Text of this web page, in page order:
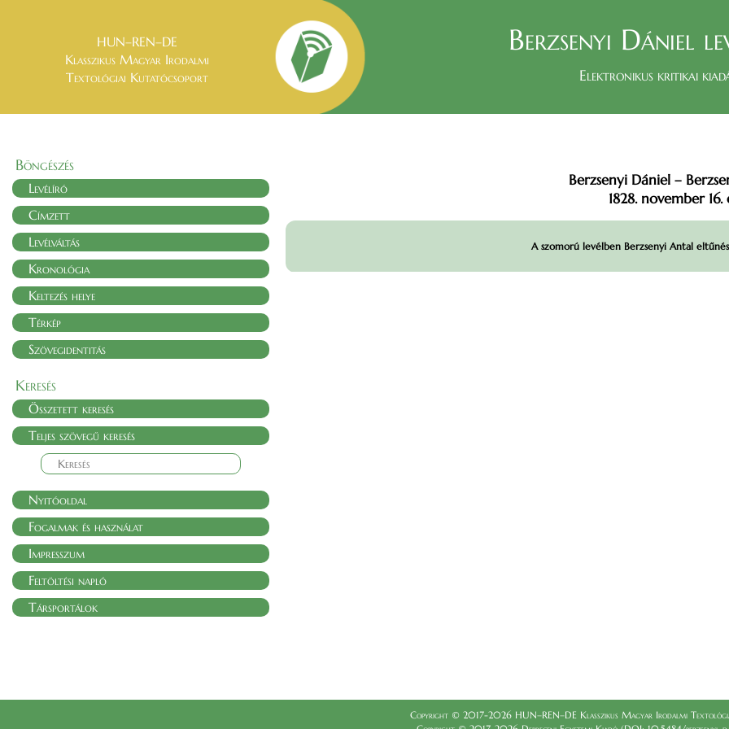
HUN–REN–DE
Klasszikus Magyar Irodalmi
Textológiai Kutatócsoport
Berzsenyi Dániel
Elektronikus kritikai
Böngészés
Levélíró
Címzett
Levélváltás
Kronológia
Keltezés helye
Térkép
Szövegidentitás
Keresés
Összetett keresés
Teljes szövegű keresés
Nyitóoldal
Fogalmak és használat
Impresszum
Feltöltési napló
Társportálok
Berzsenyi Dániel –
1828. november
A szomorú levélben Berzsenyi Antal
Copyright © 2017-2026 HUN–REN–DE Klasszikus Magyar Irodalmi